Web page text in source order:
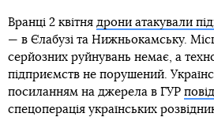
Вранці 2 квітня дрони атакували
— в Єлабузі та Нижньокамську.
серйозних руйнувань немає, а
підприємств не порушений.
посиланням на джерела в ГУР
спецоперація українських